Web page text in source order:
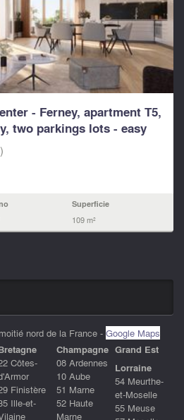
- Ferney, apartment T5,
two parkings lots - easy
Superficie
109 m²
nord de la France - Google Maps
Côtes-
Finistère
Ille-et-
Champagne
08 Ardennes
10 Aube
51 Marne
52 Haute
Marne
Grand Est
Lorraine
54 Meurthe-
et-Moselle
55 Meuse